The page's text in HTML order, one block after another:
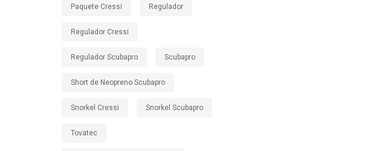
Paquete Cressi Regulador
Regulador Cressi
Regulador Scubapro Scubapro
Short de Neopreno Scubapro
Snorkel Cressi Snorkel Scubapro
Tovatec